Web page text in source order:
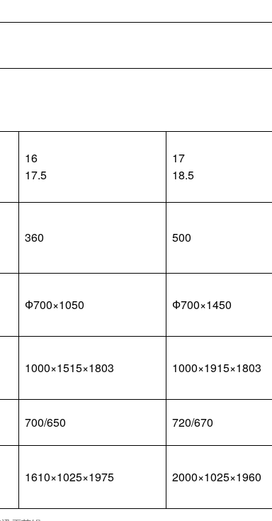
16
17.5
17
18.5
360 500
Ф700×1050 Ф700×1450
1000×1515×1803 1000×1915×1803
700/650 720/670
1610×1025×1975 2000×1025×1960